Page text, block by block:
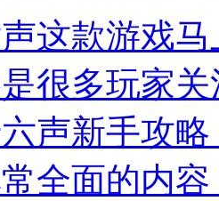
这款游戏
很多玩家
声新手攻
全面的内